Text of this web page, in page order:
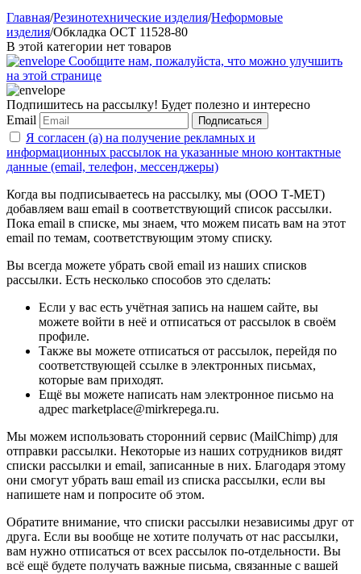
Главная/Резинотехнические изделия/Неформовые
изделия/Обкладка ОСТ 11528-80
В этой категории нет товаров
Сообщите нам, пожалуйста, что можно улучшить
на этой странице
Подпишитесь на рассылку! Будет полезно и интересно
Email
Подписаться
Я согласен (а) на получение рекламных и
информационных рассылок на указанные мною контактные
данные (email, телефон, мессенджеры)
Когда вы подписываетесь на рассылку, мы (ООО Т-МЕТ)
добавляем ваш email в соответствующий список рассылки.
Пока email в списке, мы знаем, что можем писать вам на этот
email по темам, соответствующим этому списку.
Вы всегда можете убрать свой email из наших списков
рассылки. Есть несколько способов это сделать:
Если у вас есть учётная запись на нашем сайте, вы
можете войти в неё и отписаться от рассылок в своём
профиле.
Также вы можете отписаться от рассылок, перейдя по
соответствующей ссылке в электронных письмах,
которые вам приходят.
Ещё вы можете написать нам электронное письмо на
адрес marketplace@mirkrepega.ru.
Мы можем использовать сторонний сервис (MailChimp) для
отправки рассылки. Некоторые из наших сотрудников видят
списки рассылки и email, записанные в них. Благодаря этому
они смогут убрать ваш email из списка рассылки, если вы
напишете нам и попросите об этом.
Обратите внимание, что списки рассылки независимы друг от
друга. Если вы вообще не хотите получать от нас рассылки,
вам нужно отписаться от всех рассылок по-отдельности. Вы
всё ещё будете получать важные письма, связанные с вашей